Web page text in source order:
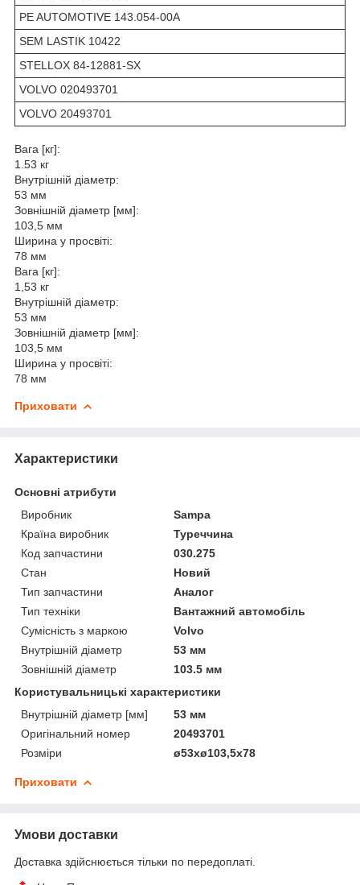
PE AUTOMOTIVE 143.054-00A
SEM LASTIK 10422
STELLOX 84-12881-SX
VOLVO 020493701
VOLVO 20493701
Вага [кг]:
1.53 кг
Внутрішній діаметр:
53 мм
Зовнішній діаметр [мм]:
103,5 мм
Ширина у просвіті:
78 мм
Вага [кг]:
1,53 кг
Внутрішній діаметр:
53 мм
Зовнішній діаметр [мм]:
103,5 мм
Ширина у просвіті:
78 мм
Приховати
Характеристики
Основні атрибути
Виробник
Sampa
Країна виробник
Туреччина
Код запчастини
030.275
Стан
Новий
Тип запчастини
Аналог
Тип техніки
Вантажний автомобіль
Сумісність з маркою
Volvo
Внутрішній діаметр
53 мм
Зовнішній діаметр
103.5 мм
Користувальницькі характеристики
Внутрішній діаметр [мм]
53 мм
Оригінальний номер
20493701
Розміри
ø53xø103,5x78
Приховати
Умови доставки
Доставка здійснюється тільки по передоплаті.